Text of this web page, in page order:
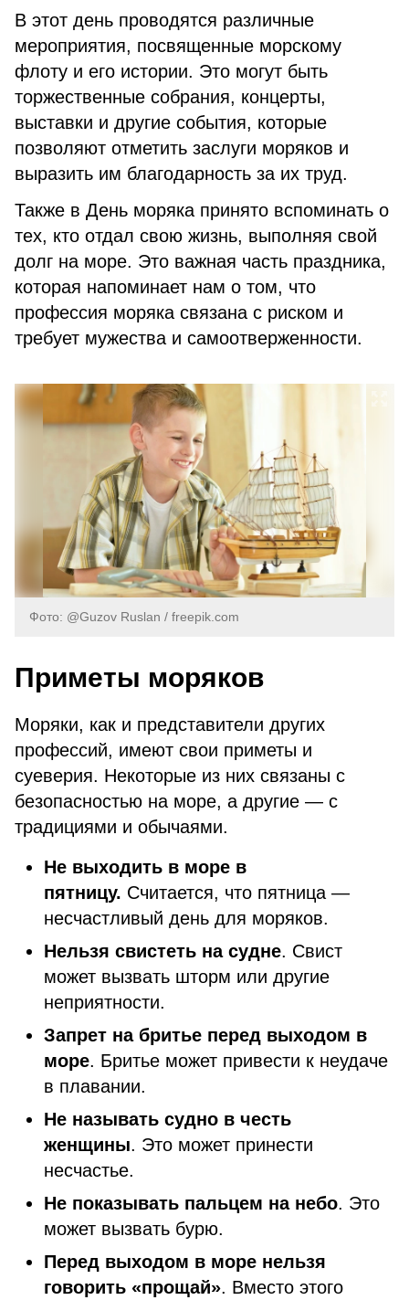
В этот день проводятся различные
мероприятия, посвященные морскому
флоту и его истории. Это могут быть
торжественные собрания, концерты,
выставки и другие события, которые
позволяют отметить заслуги моряков и
выразить им благодарность за их труд.
Также в День моряка принято вспоминать о
тех, кто отдал свою жизнь, выполняя свой
долг на море. Это важная часть праздника,
которая напоминает нам о том, что
профессия моряка связана с риском и
требует мужества и самоотверженности.
Фото: @Guzov Ruslan / freepik.com
Приметы моряков
Моряки, как и представители других
профессий, имеют свои приметы и
суеверия. Некоторые из них связаны с
безопасностью на море, а другие — с
традициями и обычаями.
Не выходить в море в
пятницу. Считается, что пятница —
несчастливый день для моряков.
Нельзя свистеть на судне. Свист
может вызвать шторм или другие
неприятности.
Запрет на бритье перед выходом в
море. Бритье может привести к неудаче
в плавании.
Не называть судно в честь
женщины. Это может принести
несчастье.
Не показывать пальцем на небо. Это
может вызвать бурю.
Перед выходом в море нельзя
говорить «прощай». Вместо этого